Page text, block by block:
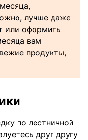
лучше даже
или оформить
вам
продукты,
по лестничной
друг другу